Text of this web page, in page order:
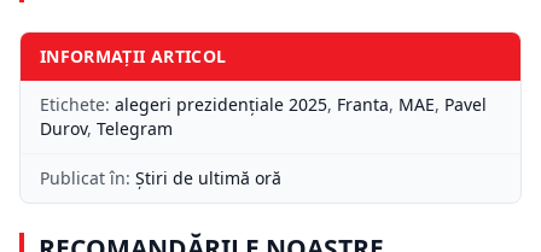
INFORMAȚII ARTICOL
Etichete: alegeri prezidențiale 2025, Franta, MAE, Pavel
Durov, Telegram
Publicat în: Știri de ultimă oră